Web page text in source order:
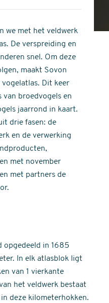
we met het veldwerk
De verspreiding en
snel. Om deze
maakt Sovon
vogelatlas. Dit keer
van broedvogels en
jaarrond in kaart.
drie fasen: de
en de verwerking
met november
met partners de
opgedeeld in 1685
In elk atlasblok ligt
van 1 vierkante
het veldwerk bestaat
deze kilometerhokken.